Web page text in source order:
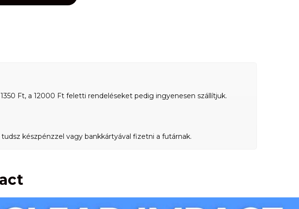
Ft, a 12000 Ft feletti rendeléseket pedig ingyenesen szállítjuk.
készpénzzel vagy bankkártyával fizetni a futárnak.